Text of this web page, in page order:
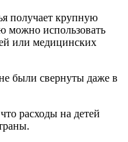
получает крупную
можно использовать
или медицинских
были свернуты даже в
расходы на детей